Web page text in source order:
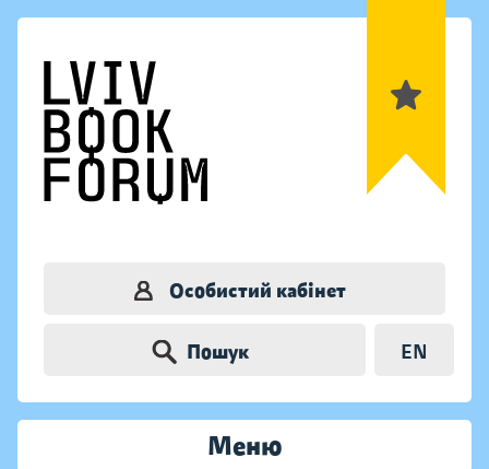
Особистий кабінет
Пошук EN
Меню